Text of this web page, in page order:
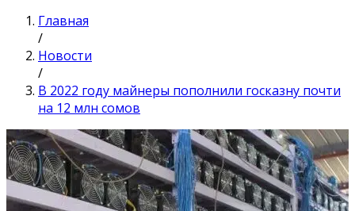
Главная
/
Новости
/
В 2022 году майнеры пополнили госказну почти
на 12 млн сомов